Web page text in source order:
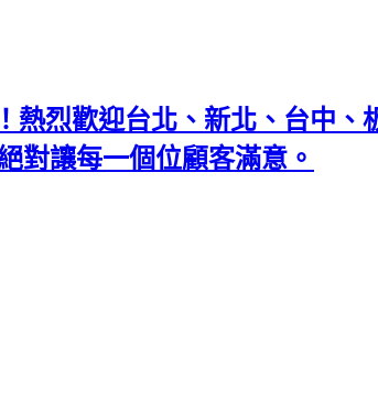
烈歡迎台北、新北、台中
對讓每一個位顧客滿意。